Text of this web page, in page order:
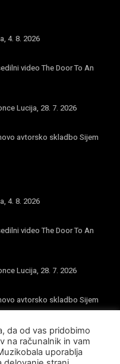
4. 8. 2026
video The Door To An
Lucija, 28. 7. 2026
avtorsko skladbo Sijem
4. 8. 2026
video The Door To An
Lucija, 28. 7. 2026
avtorsko skladbo Sijem
da od vas pridobimo
na računalnik in vam
uporablja